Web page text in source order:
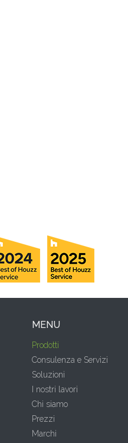
MENU
Prodotti
Consulenza e Servizi
Soluzioni
I nostri lavori
Chi siamo
Prezzi
Marchi